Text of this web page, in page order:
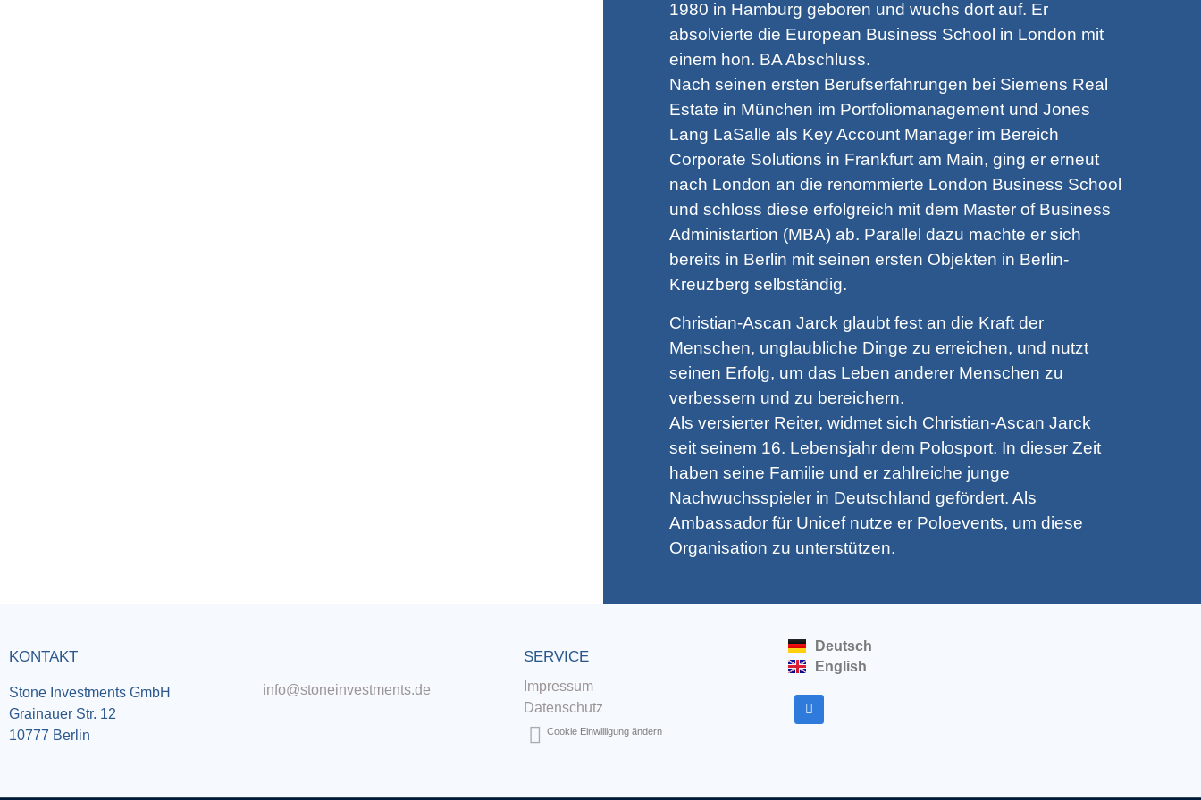
1980 in Hamburg geboren und wuchs dort auf. Er
absolvierte die European Business School in London mit
einem hon. BA Abschluss.
Nach seinen ersten Berufserfahrungen bei Siemens Real
Estate in München im Portfoliomanagement und Jones
Lang LaSalle als Key Account Manager im Bereich
Corporate Solutions in Frankfurt am Main, ging er erneut
nach London an die renommierte London Business School
und schloss diese erfolgreich mit dem Master of Business
Administartion (MBA) ab. Parallel dazu machte er sich
bereits in Berlin mit seinen ersten Objekten in Berlin-
Kreuzberg selbständig.
Christian-Ascan Jarck glaubt fest an die Kraft der
Menschen, unglaubliche Dinge zu erreichen, und nutzt
seinen Erfolg, um das Leben anderer Menschen zu
verbessern und zu bereichern.
Als versierter Reiter, widmet sich Christian-Ascan Jarck
seit seinem 16. Lebensjahr dem Polosport. In dieser Zeit
haben seine Familie und er zahlreiche junge
Nachwuchsspieler in Deutschland gefördert. Als
Ambassador für Unicef nutze er Poloevents, um diese
Organisation zu unterstützen.
KONTAKT
Stone Investments GmbH
Grainauer Str. 12
10777 Berlin
info@stoneinvestments.de
SERVICE
Impressum
Datenschutz
Cookie Einwilligung ändern
Deutsch
English